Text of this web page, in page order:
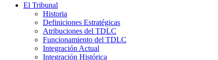
El Tribunal
Historia
Definiciones Estratégicas
Atribuciones del TDLC
Funcionamiento del TDLC
Integración Actual
Integración Histórica